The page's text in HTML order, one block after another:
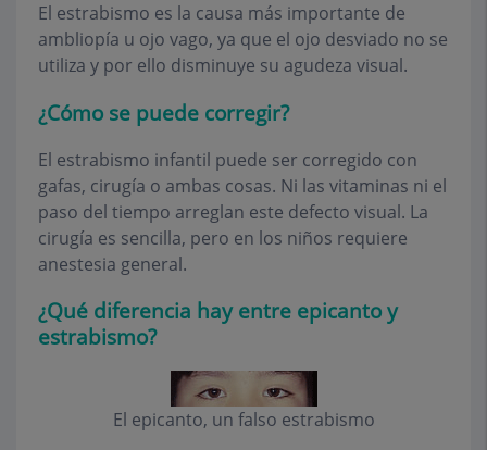
El estrabismo es la causa más importante de
ambliopía u ojo vago, ya que el ojo desviado no se
utiliza y por ello disminuye su agudeza visual.
¿Cómo se puede corregir?
El estrabismo infantil puede ser corregido con
gafas, cirugía o ambas cosas. Ni las vitaminas ni el
paso del tiempo arreglan este defecto visual. La
cirugía es sencilla, pero en los niños requiere
anestesia general.
¿Qué diferencia hay entre epicanto y
estrabismo?
El epicanto, un falso estrabismo